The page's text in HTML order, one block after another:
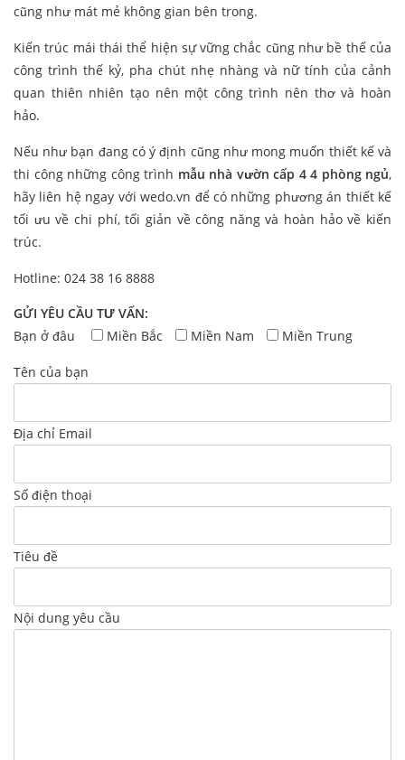
cũng như mát mẻ không gian bên trong.
Kiến trúc mái thái thể hiện sự vững chắc cũng như bề thế của
công trình thế kỷ, pha chút nhẹ nhàng và nữ tính của cảnh
quan thiên nhiên tạo nên một công trình nên thơ và hoàn
hảo.
Nếu như bạn đang có ý định cũng như mong muốn thiết kế và
thi công những công trình mẫu nhà vườn cấp 4 4 phòng ngủ,
hãy liên hệ ngay với wedo.vn để có những phương án thiết kế
tối ưu về chi phí, tối giản về công năng và hoàn hảo về kiến
trúc.
Hotline: 024 38 16 8888
GỬI YÊU CẦU TƯ VẤN:
Bạn ở đâu
Miền Bắc Miền Nam Miền Trung
Tên của bạn
Địa chỉ Email
Số điện thoại
Tiêu đề
Nội dung yêu cầu